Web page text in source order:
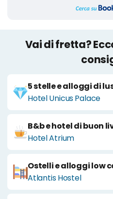
Vai di fretta?
5 stelle e alloggi di
Hotel Unicus Palace
B&b e hotel di buon
Hotel Atrium
Ostelli e alloggi low
Atlantis Hostel